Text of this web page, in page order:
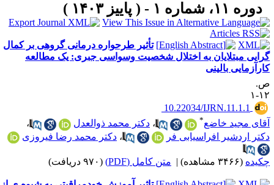
دوره ۱۱، شماره ۱ - ( پاییز ۱۴۰۳ )
تأثیر طرحواره درمانی گروهی بر کمال
مبتلایان به اختلال شخصیت وسواسی جبری: یک مطالعه
بالینی
۱
‎ 10.22034/IJRN.11.1.1
مجید خاضع
،دکتر محمد ذوالعدل
،
اردشیر افراسیابی فر
،دکتر محمد رضا فیروزی
(۳۴۶۶ مشاهده) | متن کامل (PDF) (۹۷۰ دریافت)